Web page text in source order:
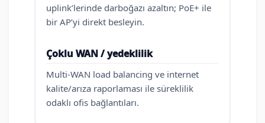
uplink’lerinde darboğazı azaltın; PoE+ ile
bir AP’yi direkt besleyin.
Çoklu WAN / yedeklilik
Multi-WAN load balancing ve internet
kalite/arıza raporlaması ile süreklilik
odaklı ofis bağlantıları.